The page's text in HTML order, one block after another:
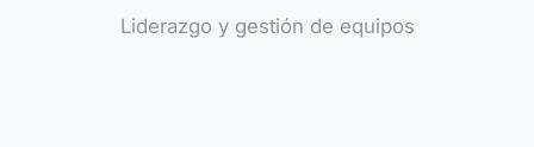
Liderazgo y gestión de equipos